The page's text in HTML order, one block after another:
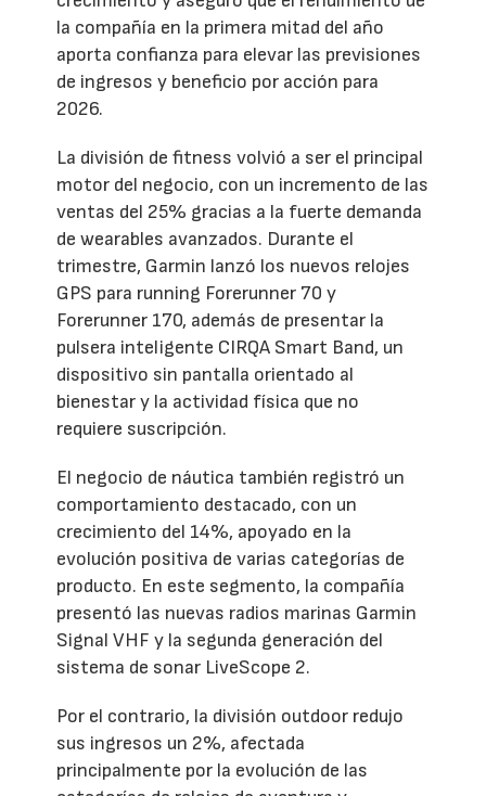
la compañía en la primera mitad del año
aporta confianza para elevar las previsiones
de ingresos y beneficio por acción para
2026.
La división de fitness volvió a ser el principal
motor del negocio, con un incremento de las
ventas del 25% gracias a la fuerte demanda
de wearables avanzados. Durante el
trimestre, Garmin lanzó los nuevos relojes
GPS para running Forerunner 70 y
Forerunner 170, además de presentar la
pulsera inteligente CIRQA Smart Band, un
dispositivo sin pantalla orientado al
bienestar y la actividad física que no
requiere suscripción.
El negocio de náutica también registró un
comportamiento destacado, con un
crecimiento del 14%, apoyado en la
evolución positiva de varias categorías de
producto. En este segmento, la compañía
presentó las nuevas radios marinas Garmin
Signal VHF y la segunda generación del
sistema de sonar LiveScope 2.
Por el contrario, la división outdoor redujo
sus ingresos un 2%, afectada
principalmente por la evolución de las